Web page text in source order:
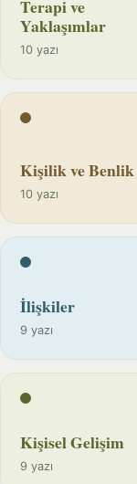
Terapi ve
Yaklaşımlar
10 yazı
Kişilik ve Benlik
10 yazı
İlişkiler
9 yazı
Kişisel Gelişim
9 yazı